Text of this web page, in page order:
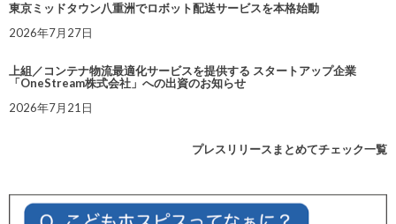
東京ミッドタウン八重洲でロボット配送サービスを本格始動
2026年7月27日
上組／コンテナ物流最適化サービスを提供する スタートアップ企業
「OneStream株式会社」への出資のお知らせ
2026年7月21日
プレスリリースまとめてチェック一覧